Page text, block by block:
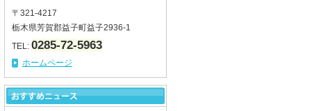
〒321-4217
栃木県芳賀郡益子町益子2936-1
TEL: 0285-72-5963
ホームページ